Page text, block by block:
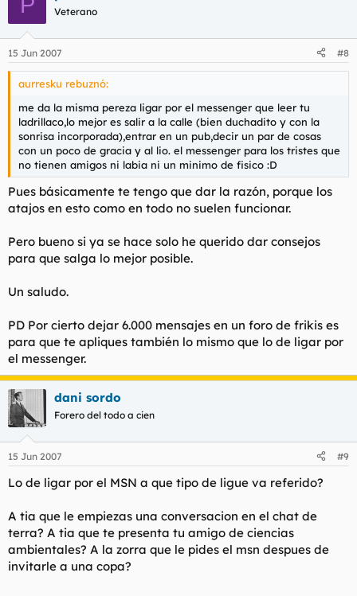
Veterano
15 Jun 2007 #8
aurresku rebuznó:
me da la misma pereza ligar por el messenger que leer tu
ladrillaco,lo mejor es salir a la calle (bien duchadito y con la
sonrisa incorporada),entrar en un pub,decir un par de cosas
con un poco de gracia y al lio. el messenger para los tristes que
no tienen amigos ni labia ni un minimo de fisico :D
Pues básicamente te tengo que dar la razón, porque los
atajos en esto como en todo no suelen funcionar.
Pero bueno si ya se hace solo he querido dar consejos
para que salga lo mejor posible.
Un saludo.
PD Por cierto dejar 6.000 mensajes en un foro de frikis es
para que te apliques también lo mismo que lo de ligar por
el messenger.
dani sordo
Forero del todo a cien
15 Jun 2007 #9
Lo de ligar por el MSN a que tipo de ligue va referido?
A tia que le empiezas una conversacion en el chat de
terra? A tia que te presenta tu amigo de ciencias
ambientales? A la zorra que le pides el msn despues de
invitarle a una copa?